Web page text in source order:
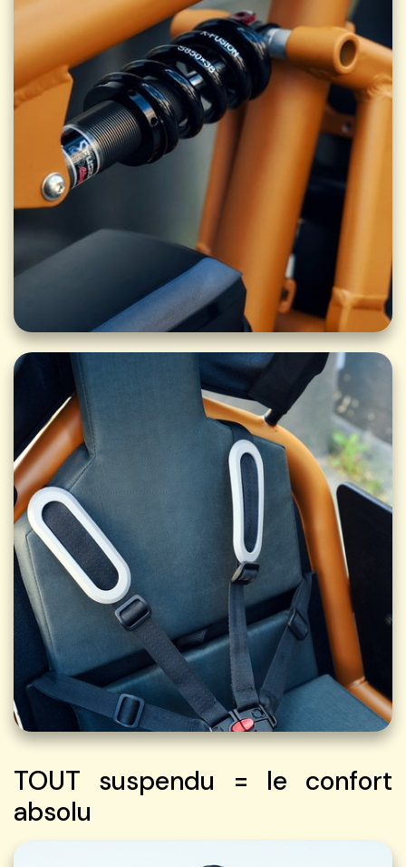
TOUT suspendu = le confort
absolu